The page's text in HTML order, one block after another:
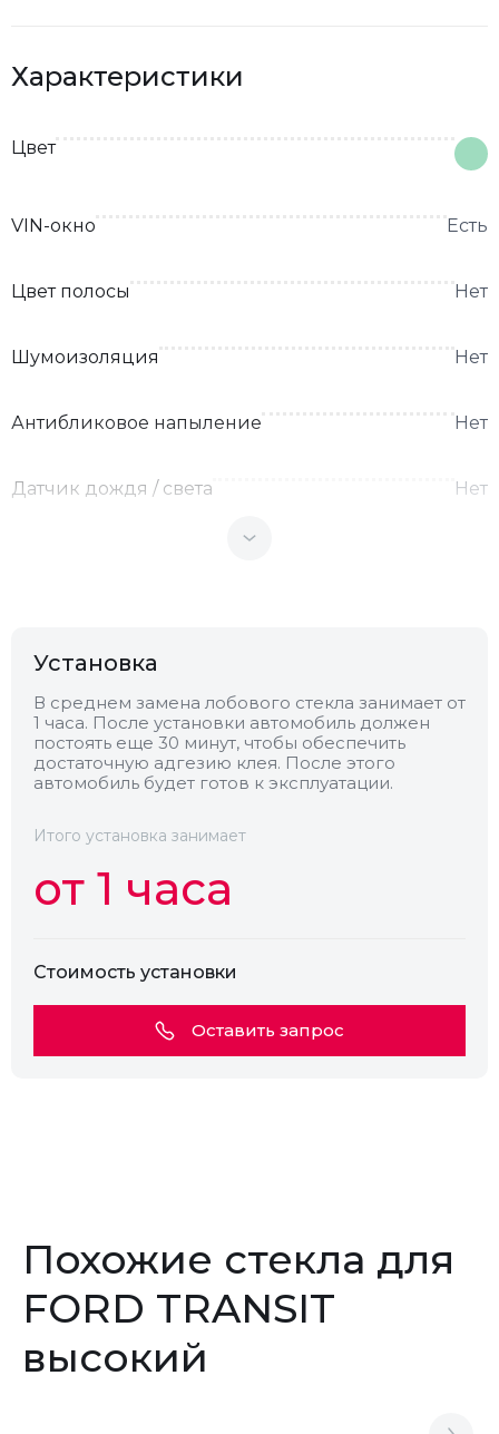
Характеристики
Цвет
VIN-окно Есть
Цвет полосы Нет
Шумоизоляция Нет
Антибликовое напыление Нет
Датчик дождя / света Нет
Обогрев
Установка
В среднем замена лобового стекла занимает от
1 часа. После установки автомобиль должен
постоять еще 30 минут, чтобы обеспечить
достаточную адгезию клея. После этого
автомобиль будет готов к эксплуатации.
Итого установка занимает
от 1 часа
Стоимость установки
Оставить запрос
Похожие стекла для
FORD TRANSIT
высокий